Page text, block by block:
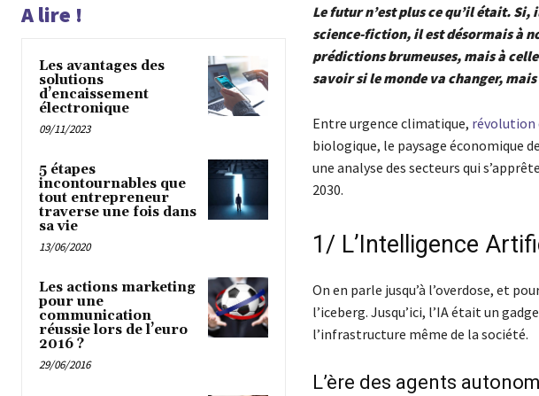
A lire !
Les avantages des
solutions
d’encaissement
électronique
09/11/2023
5 étapes
incontournables que
tout entrepreneur
traverse une fois dans
sa vie
13/06/2020
Les actions marketing
pour une
communication
réussie lors de l’euro
2016 ?
29/06/2016
Le futur n’est plus ce qu’il était.
science-fiction, il est désormais à
prédictions brumeuses, mais à
savoir si le monde va changer,
Entre urgence climatique, révolution
biologique, le paysage économique
une analyse des secteurs qui
2030.
1/ L’Intelligence
On en parle jusqu’à l’overdose, et
l’iceberg. Jusqu’ici, l’IA était un
l’infrastructure même de la société.
L’ère des agents